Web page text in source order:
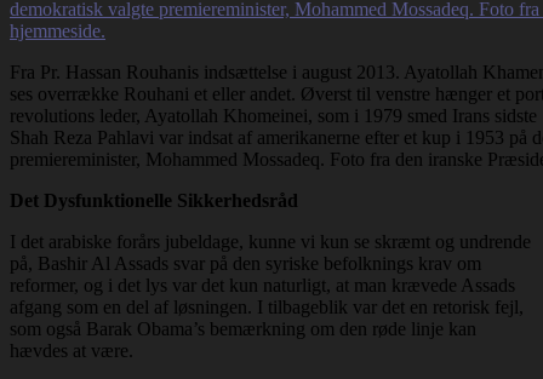
Fra Pr. Hassan Rouhanis indsættelse i august 2013. Ayatollah
ses overrække Rouhani et eller andet. Øverst til venstre hænger et
revolutions leder, Ayatollah Khomeinei, som i 1979 smed Irans
Shah Reza Pahlavi var indsat af amerikanerne efter et kup i 1953 på
premiereminister, Mohammed Mossadeq. Foto fra den iranske
Det Dysfunktionelle Sikkerhedsråd
I det arabiske forårs jubeldage, kunne vi kun se skræmt og undrende
på, Bashir Al Assads svar på den syriske befolknings krav om
reformer, og i det lys var det kun naturligt, at man krævede Assads
afgang som en del af løsningen. I tilbageblik var det en retorisk fejl,
som også Barak Obama’s bemærkning om den røde linje kan
hævdes at være.